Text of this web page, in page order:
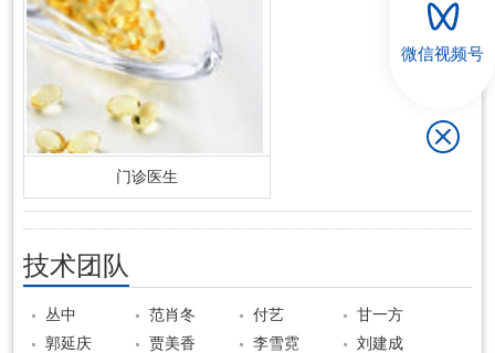
门诊医生
技术团队
丛中 范肖冬 付艺
甘一方
郭延庆
贾美香 李雪霓
刘建成
微信视频号